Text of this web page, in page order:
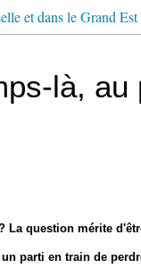
et dans le Grand Est
là, au
La question mérite
parti en train de